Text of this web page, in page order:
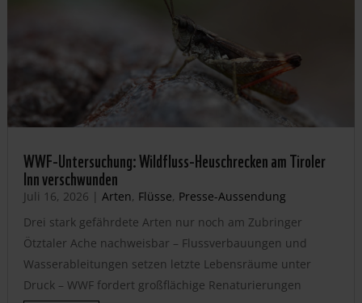
WWF-Untersuchung: Wildfluss-Heuschrecken am Tiroler
Inn verschwunden
Juli 16, 2026 | Arten, Flüsse, Presse-Aussendung
Drei stark gefährdete Arten nur noch am Zubringer
Ötztaler Ache nachweisbar – Flussverbauungen und
Wasserableitungen setzen letzte Lebensräume unter
Druck – WWF fordert großflächige Renaturierungen